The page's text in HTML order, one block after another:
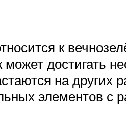
к
достигать
на других
элементов с